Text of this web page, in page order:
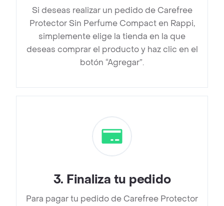
Si deseas realizar un pedido de Carefree
Protector Sin Perfume Compact en Rappi,
simplemente elige la tienda en la que
deseas comprar el producto y haz clic en el
botón “Agregar”.
3. Finaliza tu pedido
Para pagar tu pedido de Carefree Protector